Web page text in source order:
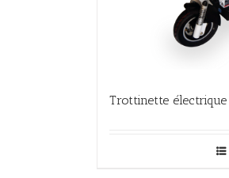
Trottinette électrique